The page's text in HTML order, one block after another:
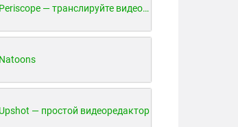
Periscope — транслируйте видео в реальном времени!
Natoons
Upshot — простой видеоредактор